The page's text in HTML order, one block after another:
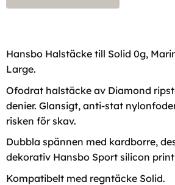
Hansbo Halstäcke till Solid 0g,
Large.
Ofodrat halstäcke av Diamond
denier. Glansigt, anti-stat
risken för skav.
Dubbla spännen med kardborre,
dekorativ Hansbo Sport silicon
Kompatibelt med regntäcke Solid.